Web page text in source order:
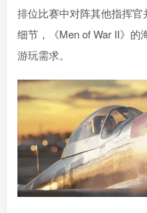
排位比赛中对阵其他指挥
细节，《Men of War II》的
游玩需求。